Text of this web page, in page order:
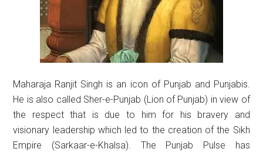
Maharaja Ranjit Singh is an icon of Punjab and Punjabis.
He is also called Sher-e-Punjab (Lion of Punjab) in view of
the respect that is due to him for his bravery and
visionary leadership which led to the creation of the Sikh
Empire (Sarkaar-e-Khalsa). The Punjab Pulse has